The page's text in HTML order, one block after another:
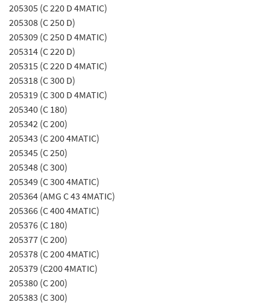
205305 (C 220 D 4MATIC)
205308 (C 250 D)
205309 (C 250 D 4MATIC)
205314 (C 220 D)
205315 (C 220 D 4MATIC)
205318 (C 300 D)
205319 (C 300 D 4MATIC)
205340 (C 180)
205342 (C 200)
205343 (C 200 4MATIC)
205345 (C 250)
205348 (C 300)
205349 (C 300 4MATIC)
205364 (AMG C 43 4MATIC)
205366 (C 400 4MATIC)
205376 (C 180)
205377 (C 200)
205378 (C 200 4MATIC)
205379 (C200 4MATIC)
205380 (C 200)
205383 (C 300)